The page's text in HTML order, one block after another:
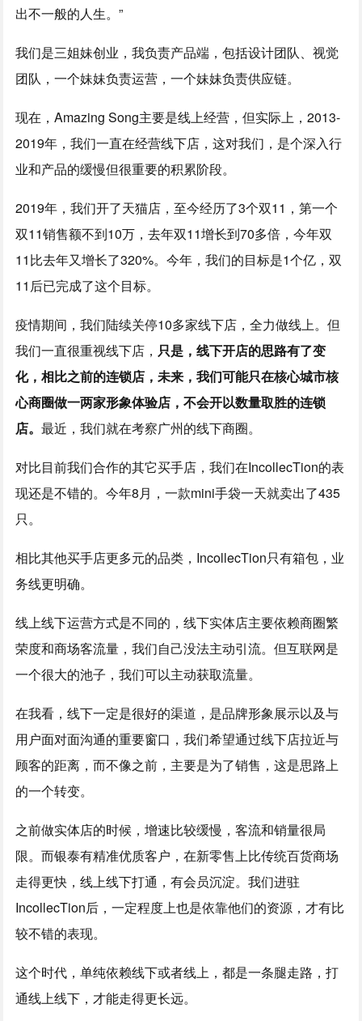
出不一般的人生。”
我们是三姐妹创业，我负责产品端，包括设计团队、视觉
团队，一个妹妹负责运营，一个妹妹负责供应链。
现在，Amazing Song主要是线上经营，但实际上，2013-
2019年，我们一直在经营线下店，这对我们，是个深入行
业和产品的缓慢但很重要的积累阶段。
2019年，我们开了天猫店，至今经历了3个双11，第一个
双11销售额不到10万，去年双11增长到70多倍，今年双
11比去年又增长了320%。今年，我们的目标是1个亿，双
11后已完成了这个目标。
疫情期间，我们陆续关停10多家线下店，全力做线上。但
我们一直很重视线下店， 只是，线下开店的思路有了变
化，相比之前的连锁店，未来，我们可能只在核心城市核
心商圈做一两家形象体验店，不会开以数量取胜的连锁
店。最近，我们就在考察广州的线下商圈。
对比目前我们合作的其它买手店，我们在IncollecTion的表
现还是不错的。今年8月，一款mini手袋一天就卖出了435
只。
相比其他买手店更多元的品类，IncollecTion只有箱包，业
务线更明确。
线上线下运营方式是不同的，线下实体店主要依赖商圈繁
荣度和商场客流量，我们自己没法主动引流。但互联网是
一个很大的池子，我们可以主动获取流量。
在我看，线下一定是很好的渠道，是品牌形象展示以及与
用户面对面沟通的重要窗口，我们希望通过线下店拉近与
顾客的距离，而不像之前，主要是为了销售，这是思路上
的一个转变。
之前做实体店的时候，增速比较缓慢，客流和销量很局
限。而银泰有精准优质客户，在新零售上比传统百货商场
走得更快，线上线下打通，有会员沉淀。我们进驻
IncollecTion后，一定程度上也是依靠他们的资源，才有比
较不错的表现。
这个时代，单纯依赖线下或者线上，都是一条腿走路，打
通线上线下，才能走得更长远。